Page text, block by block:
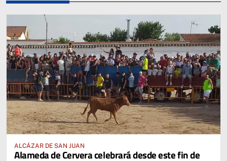
ALCÁZAR DE SAN JUAN
Alameda de Cervera celebrará desde este fin de